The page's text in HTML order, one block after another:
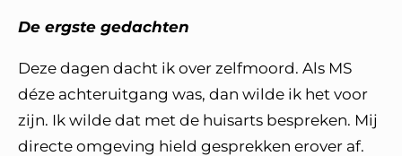
De ergste gedachten
Deze dagen dacht ik over zelfmoord. Als MS
déze achteruitgang was, dan wilde ik het voor
zijn. Ik wilde dat met de huisarts bespreken. Mij
directe omgeving hield gesprekken erover af.